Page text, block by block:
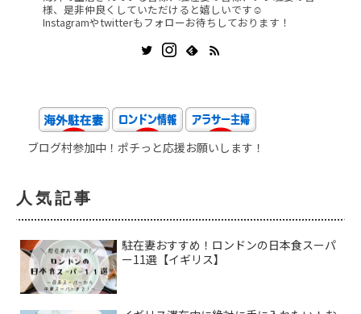
様、是非仲良くしていただけると嬉しいです☺️
Instagramやtwitterもフォローお待ちしております！
ブログ村参加中！ポチっと応援お願いします！
人気記事
駐在妻おすすめ！ロンドンの日本食スーパ
ー11選【イギリス】